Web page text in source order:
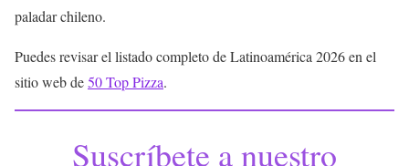
paladar chileno.
Puedes revisar el listado completo de Latinoamérica 2026 en el
sitio web de50 Top Pizza.
Suscríbete a nuestro